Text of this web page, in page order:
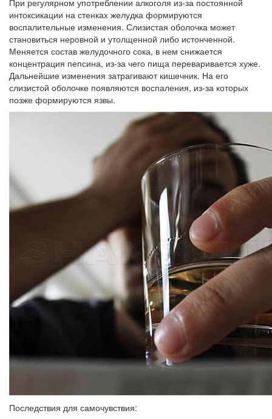
При регулярном употреблении алкоголя из-за постоянной
интоксикации на стенках желудка формируются
воспалительные изменения. Слизистая оболочка может
становиться неровной и утолщенной либо истонченной.
Меняется состав желудочного сока, в нем снижается
концентрация пепсина, из-за чего пища переваривается хуже.
Дальнейшие изменения затрагивают кишечник. На его
слизистой оболочке появляются воспаления, из-за которых
позже формируются язвы.
Последствия для самочувствия: